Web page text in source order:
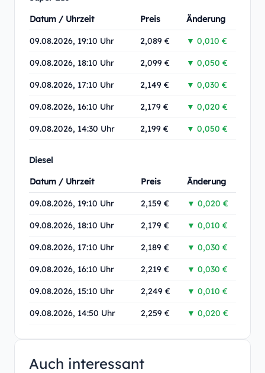
Datum / Uhrzeit
Preis Änderung
09.08.2026, 19:10 Uhr 2,089 € ▼ 0,010 €
09.08.2026, 18:10 Uhr 2,099 € ▼ 0,050 €
09.08.2026, 17:10 Uhr 2,149 € ▼ 0,030 €
09.08.2026, 16:10 Uhr 2,179 € ▼ 0,020 €
09.08.2026, 14:30 Uhr 2,199 € ▼ 0,050 €
Diesel
Datum / Uhrzeit
Preis Änderung
09.08.2026, 19:10 Uhr 2,159 € ▼ 0,020 €
09.08.2026, 18:10 Uhr 2,179 € ▼ 0,010 €
09.08.2026, 17:10 Uhr 2,189 € ▼ 0,030 €
09.08.2026, 16:10 Uhr 2,219 € ▼ 0,030 €
09.08.2026, 15:10 Uhr 2,249 € ▼ 0,010 €
09.08.2026, 14:50 Uhr 2,259 € ▼ 0,020 €
Auch interessant